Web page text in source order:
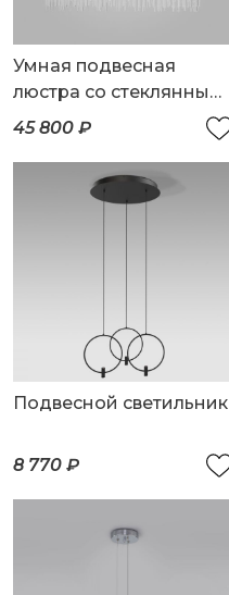
Умная подвесная
люстра со стеклянным
рассеивателем
45 800 ₽
Подвесной светильник
8 770 ₽